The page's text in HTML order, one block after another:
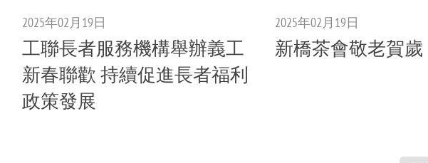
2025年02月19日
工聯長者服務機構舉辦義工
新春聯歡 持續促進長者福利
政策發展
2025年02月19日
新橋茶會敬老賀歲